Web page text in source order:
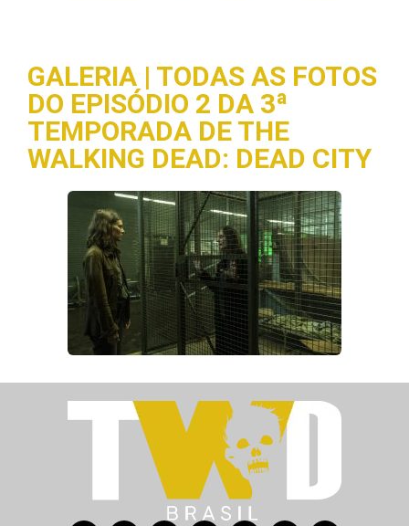
GALERIA | TODAS AS FOTOS
DO EPISÓDIO 2 DA 3ª
TEMPORADA DE THE
WALKING DEAD: DEAD CITY